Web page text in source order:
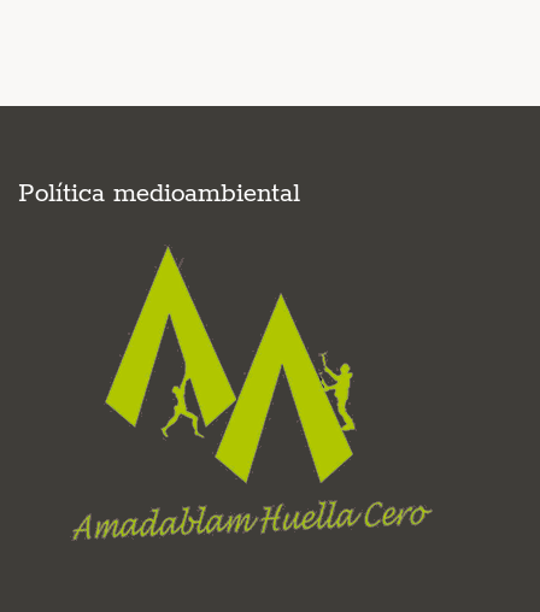
Política medioambiental